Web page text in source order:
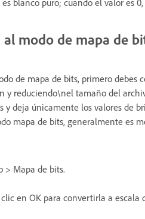
modo de mapa de
de mapa de bits, primero debes
y reduciendo\nel tamaño del
y deja únicamente los valores de
mapa de bits, generalmente es
> Mapa de bits.
en OK para convertirla a escala